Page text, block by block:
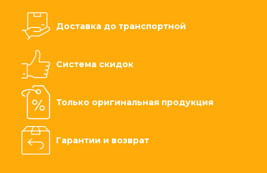
Доставка до транспортной
Система скидок
Только оригинальная продукция
Гарантии и возврат